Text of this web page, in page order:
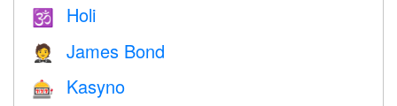
🕉 Holi
🤵 James Bond
🎰 Kasyno